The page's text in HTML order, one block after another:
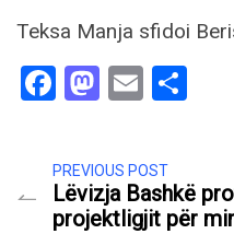
Teksa Manja sfidoi
Facebook
Mastodon
Email
PREVIOUS POST
Lëvizja Bashkë
projektligjit për